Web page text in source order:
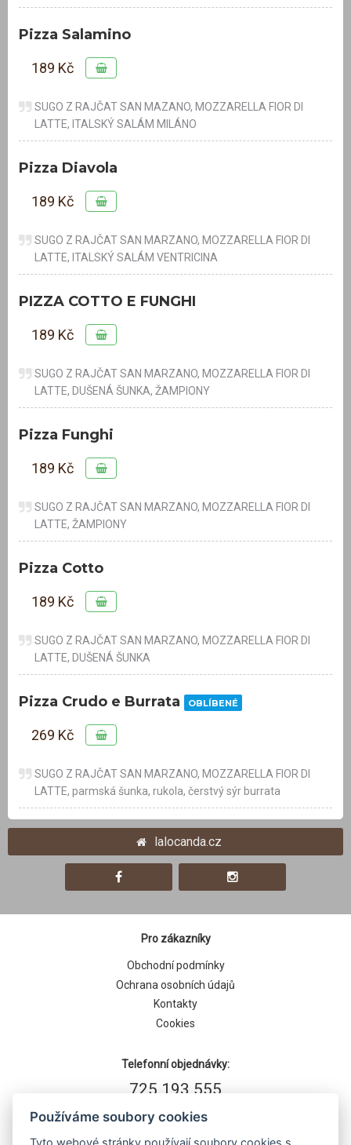
Pizza Salamino
189 Kč
SUGO Z RAJČAT SAN MAZANO, MOZZARELLA FIOR DI
LATTE, ITALSKÝ SALÁM MILÁNO
Pizza Diavola
189 Kč
SUGO Z RAJČAT SAN MARZANO, MOZZARELLA FIOR DI
LATTE, ITALSKÝ SALÁM VENTRICINA
PIZZA COTTO E FUNGHI
189 Kč
SUGO Z RAJČAT SAN MARZANO, MOZZARELLA FIOR DI
LATTE, DUŠENÁ ŠUNKA, ŽAMPIONY
Pizza Funghi
189 Kč
SUGO Z RAJČAT SAN MARZANO, MOZZARELLA FIOR DI
LATTE, ŽAMPIONY
Pizza Cotto
189 Kč
SUGO Z RAJČAT SAN MARZANO, MOZZARELLA FIOR DI
LATTE, DUŠENÁ ŠUNKA
Pizza Crudo e Burrata OBLÍBENÉ
269 Kč
SUGO Z RAJČAT SAN MARZANO, MOZZARELLA FIOR DI
LATTE, parmská šunka, rukola, čerstvý sýr burrata
lalocanda.cz
Pro zákazníky
Obchodní podmínky
Ochrana osobních údajů
Kontakty
Cookies
Telefonní objednávky:
725 193 555
Používáme soubory cookies
Tyto webové stránky používají soubory cookies s